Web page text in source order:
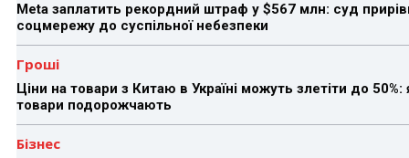
Meta заплатить рекордний штраф у $567 млн: суд
соцмережу до суспільної небезпеки
Гроші
Ціни на товари з Китаю в Україні можуть злетіти до 50%:
товари подорожчають
Бізнес